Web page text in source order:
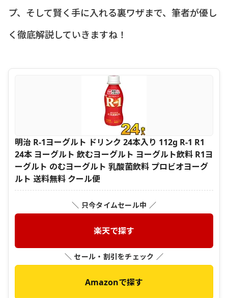
プ、そして賢く手に入れる裏ワザまで、筆者が優し
く徹底解説していきますね！
明治 R-1ヨーグルト ドリンク 24本入り 112g R-1 R1
24本 ヨーグルト 飲むヨーグルト ヨーグルト飲料 R1ヨ
ーグルト のむヨーグルト 乳酸菌飲料 プロビオヨーグ
ルト 送料無料 クール便
＼ 只今タイムセール中 ／
楽天で探す
＼ セール・割引をチェック ／
Amazonで探す